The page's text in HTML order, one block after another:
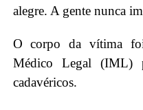
alegre. A gente nunca
O corpo da vítima
Médico Legal (IML)
cadavéricos.